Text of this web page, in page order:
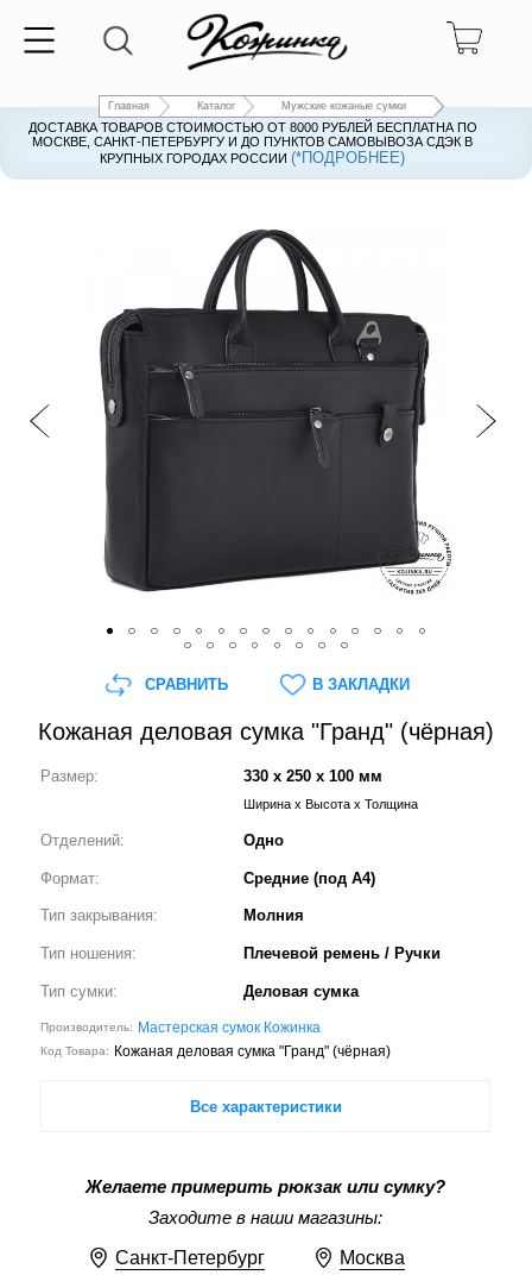
Главная Каталог Мужские кожаные сумки
ДОСТАВКА ТОВАРОВ СТОИМОСТЬЮ ОТ 8000 РУБЛЕЙ БЕСПЛАТНА ПО
МОСКВЕ, САНКТ-ПЕТЕРБУРГУ И ДО ПУНКТОВ САМОВЫВОЗА СДЭК В
КРУПНЫХ ГОРОДАХ РОССИИ(*ПОДРОБНЕЕ)
ДОСТАВКА ТОВАРОВ СТОИМОСТЬЮ ОТ 8000 РУБЛЕЙ БЕСПЛАТНА ПО
МОСКВЕ, САНКТ-ПЕТЕРБУРГУ И ДО ПУНКТОВ САМОВЫВОЗА СДЭК В
КРУПНЫХ ГОРОДАХ РОССИИ(*ПОДРОБНЕЕ)
Кожаная деловая сумка "Гранд" (чёрная)
Размер: 330 x 250 x 100 мм
Ширина x Высота x Толщина
Отделений: Одно
Формат: Средние (под А4)
Тип закрывания: Молния
Тип ношения: Плечевой ремень / Ручки
Тип сумки: Деловая сумка
Производитель: Мастерская сумок Кожинка
Код Товара: Кожаная деловая сумка "Гранд" (чёрная)
Все характеристики
Желаете примерить рюкзак или сумку?
Заходите в наши магазины:
Санкт-Петербург Москва
СРАВНИТЬ В ЗАКЛАДКИ